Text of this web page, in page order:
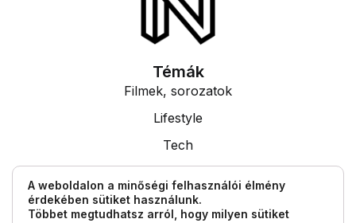
Témák
Filmek, sorozatok
Lifestyle
Tech
Egyéb információk
A weboldalon a minőségi felhasználói élmény
érdekében sütiket használunk.
Többet megtudhatsz arról, hogy milyen sütiket